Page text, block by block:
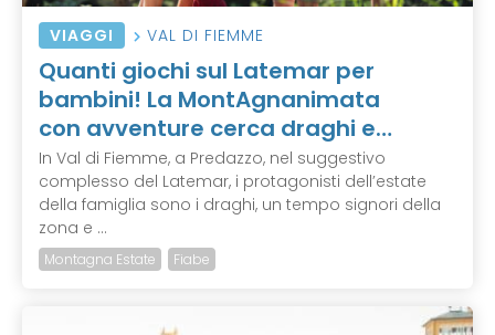
VIAGGI VAL DI FIEMME
Quanti giochi sul Latemar per
bambini! La MontAgnanimata
con avventure cerca draghi e…
In Val di Fiemme, a Predazzo, nel suggestivo
complesso del Latemar, i protagonisti dell’estate
della famiglia sono i draghi, un tempo signori della
zona e ...
Montagna Estate Fiabe